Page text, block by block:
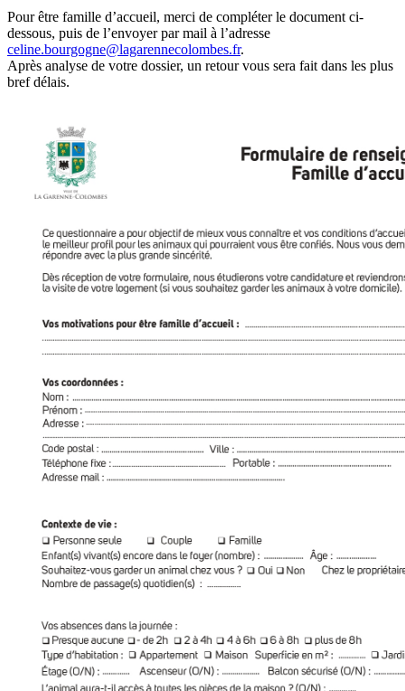
Pour être famille d’accueil, merci de compléter le document ci-
dessous, puis de l’envoyer par mail à l’adresse
celine.bourgogne@lagarennecolombes.fr.
Après analyse de votre dossier, un retour vous sera fait dans les plus
bref délais.